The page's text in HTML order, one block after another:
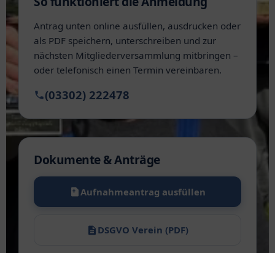
Antrag unten online ausfüllen, ausdrucken oder
als PDF speichern, unterschreiben und zur
nächsten Mitgliederversammlung mitbringen –
oder telefonisch einen Termin vereinbaren.
(03302) 222478
Dokumente & Anträge
Aufnahmeantrag ausfüllen
DSGVO Verein (PDF)